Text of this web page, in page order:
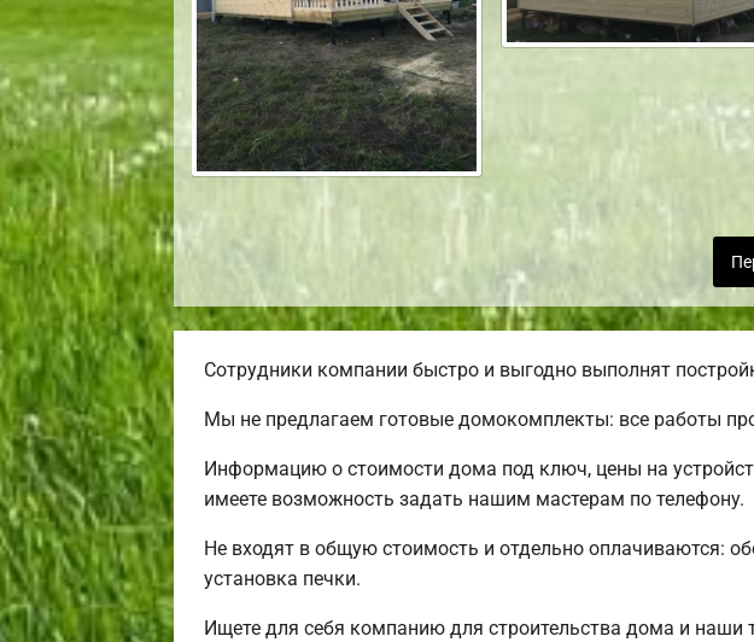
Сотрудники компании быстро и выгодно выполнят
Мы не предлагаем готовые домокомплекты: все работы
Информацию о стоимости дома под ключ, цены на
имеете возможность задать нашим мастерам по телефону.
Не входят в общую стоимость и отдельно оплачиваются:
установка печки.
Ищете для себя компанию для строительства дома и